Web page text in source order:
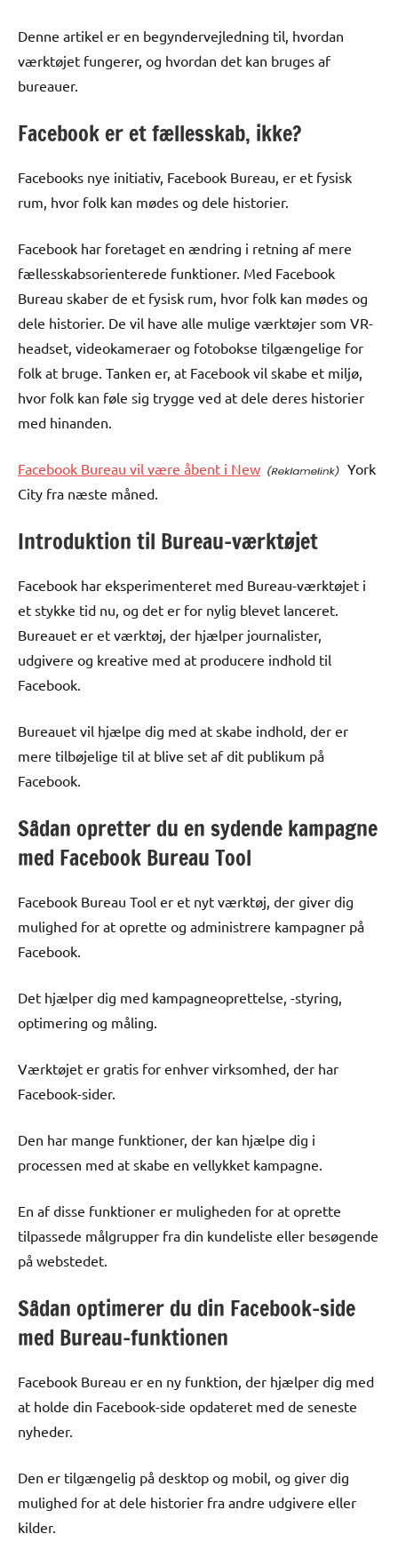
Denne artikel er en begyndervejledning til, hvordan
værktøjet fungerer, og hvordan det kan bruges af
bureauer.
Facebook er et fællesskab, ikke?
Facebooks nye initiativ, Facebook Bureau, er et fysisk
rum, hvor folk kan mødes og dele historier.
Facebook har foretaget en ændring i retning af mere
fællesskabsorienterede funktioner. Med Facebook
Bureau skaber de et fysisk rum, hvor folk kan mødes og
dele historier. De vil have alle mulige værktøjer som VR-
headset, videokameraer og fotobokse tilgængelige for
folk at bruge. Tanken er, at Facebook vil skabe et miljø,
hvor folk kan føle sig trygge ved at dele deres historier
med hinanden.
Facebook Bureau vil være åbent i New
York
City fra næste måned.
Introduktion til Bureau-værktøjet
Facebook har eksperimenteret med Bureau-værktøjet i
et stykke tid nu, og det er for nylig blevet lanceret.
Bureauet er et værktøj, der hjælper journalister,
udgivere og kreative med at producere indhold til
Facebook.
Bureauet vil hjælpe dig med at skabe indhold, der er
mere tilbøjelige til at blive set af dit publikum på
Facebook.
Sådan opretter du en sydende kampagne
med Facebook Bureau Tool
Facebook Bureau Tool er et nyt værktøj, der giver dig
mulighed for at oprette og administrere kampagner på
Facebook.
Det hjælper dig med kampagneoprettelse, -styring,
optimering og måling.
Værktøjet er gratis for enhver virksomhed, der har
Facebook-sider.
Den har mange funktioner, der kan hjælpe dig i
processen med at skabe en vellykket kampagne.
En af disse funktioner er muligheden for at oprette
tilpassede målgrupper fra din kundeliste eller besøgende
på webstedet.
Sådan optimerer du din Facebook-side
med Bureau-funktionen
Facebook Bureau er en ny funktion, der hjælper dig med
at holde din Facebook-side opdateret med de seneste
nyheder.
Den er tilgængelig på desktop og mobil, og giver dig
mulighed for at dele historier fra andre udgivere eller
kilder.